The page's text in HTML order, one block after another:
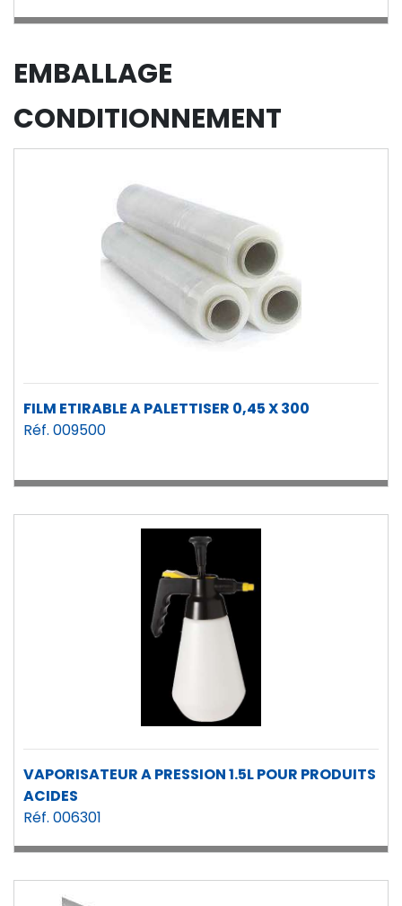
EMBALLAGE
CONDITIONNEMENT
FILM ETIRABLE A PALETTISER 0,45 X 300
Réf. 009500
VAPORISATEUR A PRESSION 1.5L POUR PRODUITS
ACIDES
Réf. 006301